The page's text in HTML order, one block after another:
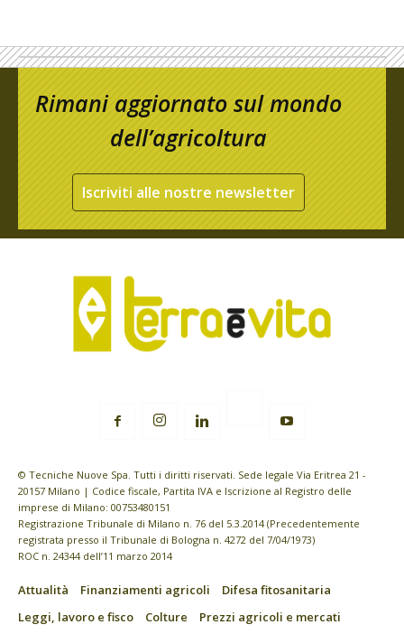
Rimani aggiornato sul mondo
dell’agricoltura
Iscriviti alle nostre newsletter
© Tecniche Nuove Spa. Tutti i diritti riservati. Sede legale Via Eritrea 21 -
20157 Milano | Codice fiscale, Partita IVA e Iscrizione al Registro delle
imprese di Milano: 00753480151
Registrazione Tribunale di Milano n. 76 del 5.3.2014 (Precedentemente
registrata presso il Tribunale di Bologna n. 4272 del 7/04/1973)
ROC n. 24344 dell’11 marzo 2014
Attualità Finanziamenti agricoli
Difesa fitosanitaria
Leggi, lavoro e fisco
Colture
Prezzi agricoli e mercati